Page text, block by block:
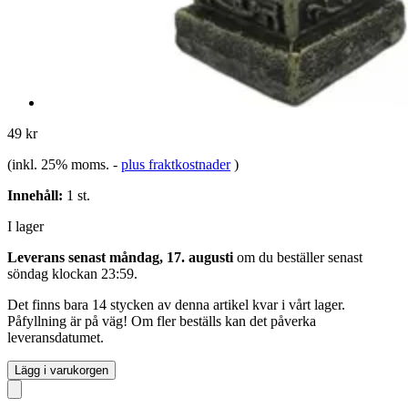
49 kr
(inkl. 25% moms. - plus fraktkostnader )
Innehåll: 1 st.
I lager
Leverans senast måndag, 17. augusti om du beställer senast
söndag klockan 23:59.
Det finns bara 14 stycken av denna artikel kvar i vårt lager.
Påfyllning är på väg! Om fler beställs kan det påverka
leveransdatumet.
Lägg i varukorgen